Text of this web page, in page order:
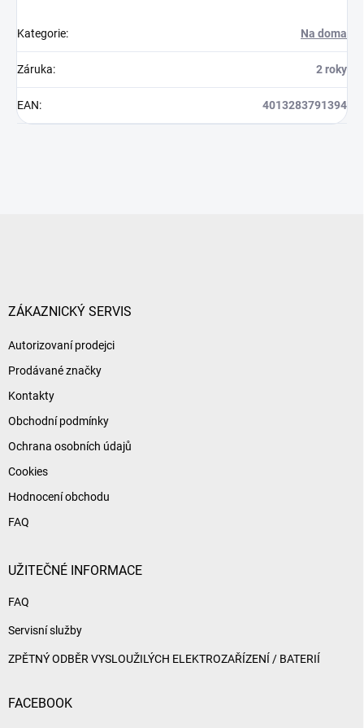
Kategorie: Na doma
Záruka: 2 roky
EAN: 4013283791394
ZÁKAZNICKÝ SERVIS
Autorizovaní prodejci
Prodávané značky
Kontakty
Obchodní podmínky
Ochrana osobních údajů
Cookies
Hodnocení obchodu
FAQ
UŽITEČNÉ INFORMACE
FAQ
Servisní služby
ZPĚTNÝ ODBĚR VYSLOUŽILÝCH ELEKTROZAŘÍZENÍ / BATERIÍ
FACEBOOK